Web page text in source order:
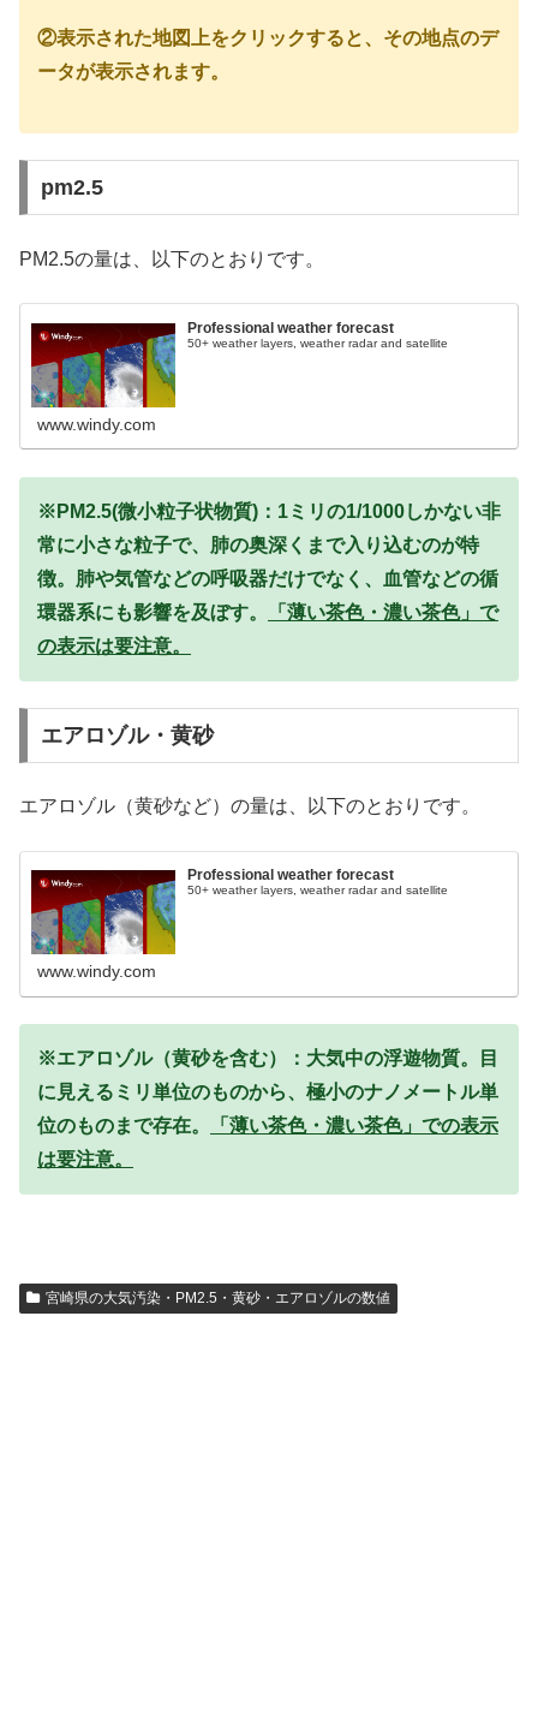
②表示された地図上をクリックすると、その地点のデ
ータが表示されます。
pm2.5
PM2.5の量は、以下のとおりです。
Professional weather forecast
50+ weather layers, weather radar and satellite
www.windy.com
※PM2.5(微小粒子状物質)：1ミリの1/1000しかない非
常に小さな粒子で、肺の奥深くまで入り込むのが特
徴。肺や気管などの呼吸器だけでなく、血管などの循
環器系にも影響を及ぼす。
「薄い茶色・濃い茶色」で
の表示は要注意。
エアロゾル・黄砂
エアロゾル（黄砂など）の量は、以下のとおりです。
Professional weather forecast
50+ weather layers, weather radar and satellite
www.windy.com
※エアロゾル（黄砂を含む）：大気中の浮遊物質。目
に見えるミリ単位のものから、極小のナノメートル単
位のものまで存在。
「薄い茶色・濃い茶色」での表示
は要注意。
宮崎県の大気汚染・PM2.5・黄砂・エアロゾルの数値